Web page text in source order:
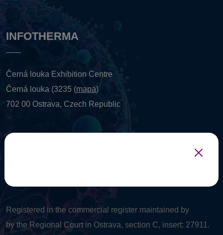
INFOTHERMA
Černá louka Exhibition Centre
Černá louka (3235 (mapa)
702 00 Ostrava, Czech Republic
TAX: 26832721 VAT: CZ 26832721
Registered in the commercial register maintained by
by the Regional Court in Ostrava, section C, insert: 27911.